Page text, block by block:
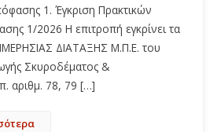
1. Έγκριση Πρακτικών
1/2026 Η επιτροπή εγκρίνει τα
ΔΙΑΤΑΞΗΣ Μ.Π.Ε. του
Σκυροδέματος &
αριθμ. 78, 79 […]